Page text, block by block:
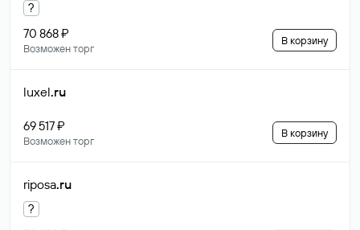
?
70 868 ₽
Возможен торг
В корзину
luxel.ru
69 517 ₽
Возможен торг
В корзину
riposa.ru
?